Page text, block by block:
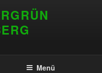
Menü